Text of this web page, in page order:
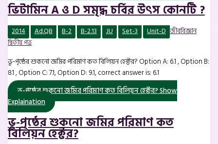
ভিটামিন A ও D সমৃদ্ধ চর্বির উৎস কোনটি ?
2014 Ad.QB B-2 B-2.13 JU Set-3 Unit-D জীববিজ্ঞান
দ্বিতীয় পত্র
ভূ-পৃষ্ঠের শুকনো জমির পরিমাণ কত বিলিয়ন হেক্টর? Option A: 6.1 , Option B:
8.1 , Option C: 7.1, Option D: 9.1, correct answer is: 6.1
ভূ-পৃষ্ঠের শুকনো জমির পরিমাণ কত বিলিয়ন হেক্টর?Show
Explaination
ভূ-পৃষ্ঠের শুকনো জমির পরিমাণ কত
বিলিয়ন হেক্টর?